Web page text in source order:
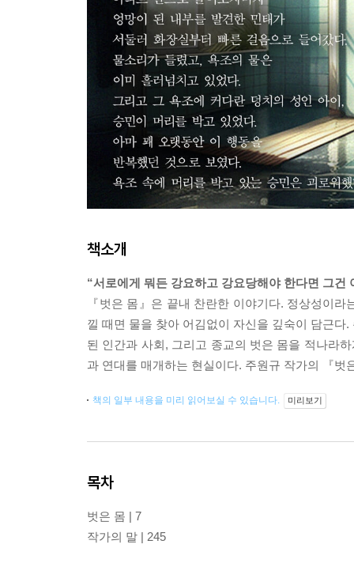
책소개
“서로에게 뭐든 강요하고 강요당해야 한다면 그건
『벗은 몸』은 끝내 찬란한 이야기다. 정상성이
낄 때면 물을 찾아 어김없이 자신을 깊숙이 담근
된 인간과 사회, 그리고 종교의 벗은 몸을 적나라
과 연대를 매개하는 현실이다. 주원규 작가의 『
책의 일부 내용을 미리 읽어보실 수 있습니다. 미리보기
목차
벗은 몸 | 7
작가의 말 | 245